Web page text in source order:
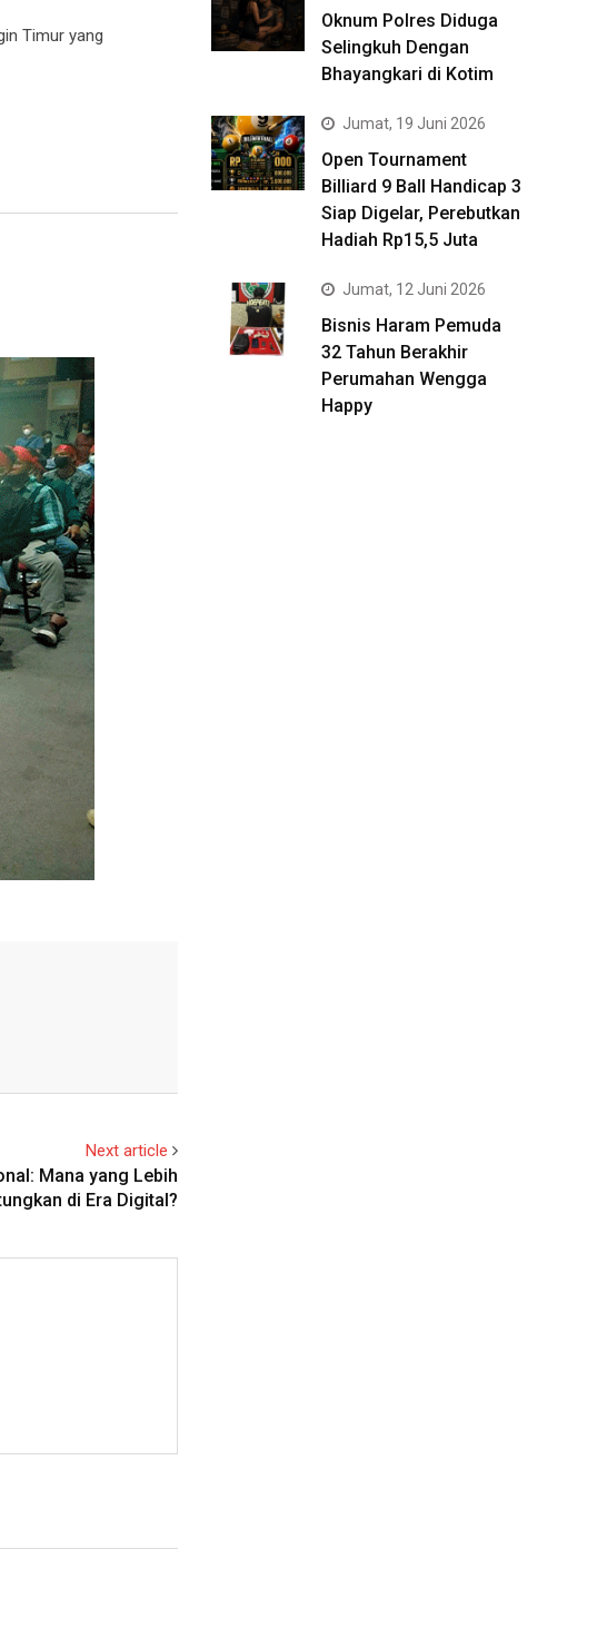
Timur yang
Next article
Mana yang Lebih
di Era Digital?
Oknum Polres Diduga
Selingkuh Dengan
Bhayangkari di Kotim
Jumat, 19 Juni 2026
Open Tournament
Billiard 9 Ball Handicap 3
Siap Digelar, Perebutkan
Hadiah Rp15,5 Juta
Jumat, 12 Juni 2026
Bisnis Haram Pemuda
32 Tahun Berakhir
Perumahan Wengga
Happy